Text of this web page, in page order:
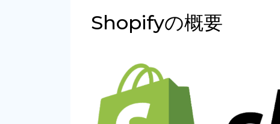
Shopifyの概要